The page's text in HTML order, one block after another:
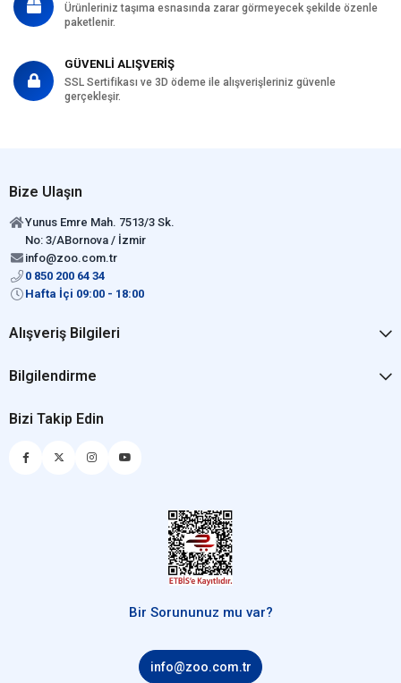
Ürünleriniz taşıma esnasında zarar görmeyecek şekilde özenle
paketlenir.
GÜVENLİ ALIŞVERİŞ
SSL Sertifikası ve 3D ödeme ile alışverişleriniz güvenle
gerçekleşir.
Bize Ulaşın
Yunus Emre Mah. 7513/3 Sk.
No: 3/ABornova / İzmir
info@zoo.com.tr
0 850 200 64 34
Hafta İçi 09:00 - 18:00
Alışveriş Bilgileri
Bilgilendirme
Bizi Takip Edin
Bir Sorununuz mu var?
info@zoo.com.tr